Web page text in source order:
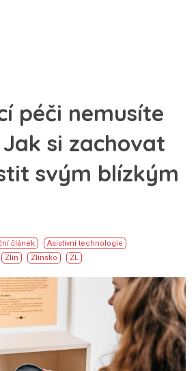
péči nemusíte
si zachovat
svým blízkým
článek
Asistivní technologie
Zlín Zlínsko ZL